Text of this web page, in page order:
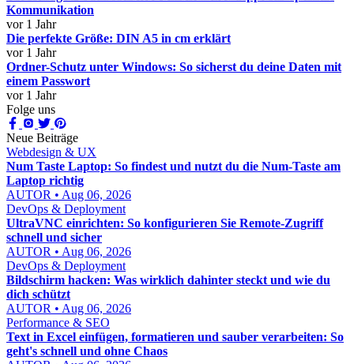
Kommunikation
vor 1 Jahr
Die perfekte Größe: DIN A5 in cm erklärt
vor 1 Jahr
Ordner-Schutz unter Windows: So sicherst du deine Daten mit
einem Passwort
vor 1 Jahr
Folge uns
Neue Beiträge
Webdesign & UX
Num Taste Laptop: So findest und nutzt du die Num-Taste am
Laptop richtig
AUTOR • Aug 06, 2026
DevOps & Deployment
UltraVNC einrichten: So konfigurieren Sie Remote-Zugriff
schnell und sicher
AUTOR • Aug 06, 2026
DevOps & Deployment
Bildschirm hacken: Was wirklich dahinter steckt und wie du
dich schützt
AUTOR • Aug 06, 2026
Performance & SEO
Text in Excel einfügen, formatieren und sauber verarbeiten: So
geht's schnell und ohne Chaos